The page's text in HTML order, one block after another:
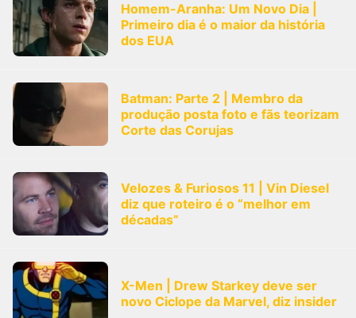
Homem-Aranha: Um Novo Dia |
Primeiro dia é o maior da história
dos EUA
Batman: Parte 2 | Membro da
produção posta foto e fãs teorizam
Corte das Corujas
Velozes & Furiosos 11 | Vin Diesel
diz que roteiro é o “melhor em
décadas”
X-Men | Drew Starkey deve ser
novo Ciclope da Marvel, diz insider